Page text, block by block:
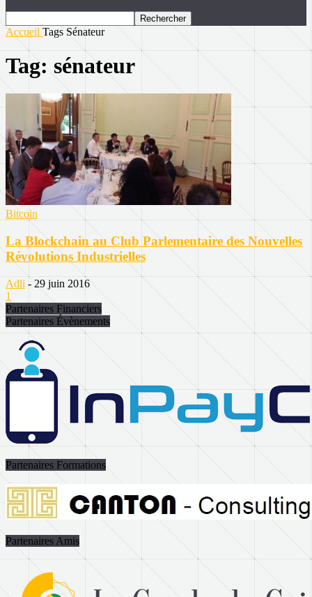
Accueil Tags Sénateur
Tag: sénateur
Bitcoin
La Blockchain au Club Parlementaire des Nouvelles
Révolutions Industrielles
Adli - 29 juin 2016
1
Partenaires Financiers
Partenaires Évènements
Partenaires Formations
Partenaires Amis